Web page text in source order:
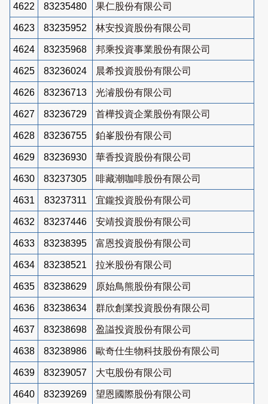
4622 83235480 果仁股份有限公司
4623 83235952 林安投資股份有限公司
4624 83235968 邦乘投資事業股份有限公司
4625 83236024 晨希投資股份有限公司
4626 83236713 光濬股份有限公司
4627 83236729 首樺投資企業股份有限公司
4628 83236755 鉑峯股份有限公司
4629 83236930 華香投資股份有限公司
4630 83237305 啡藏潮咖啡股份有限公司
4631 83237311 宜鑨投資股份有限公司
4632 83237446 安靖投資股份有限公司
4633 83238395 富恩投資股份有限公司
4634 83238521 拉米股份有限公司
4635 83238629 原始鳥熊股份有限公司
4636 83238634 群欣創業投資股份有限公司
4637 83238698 盈謚投資股份有限公司
4638 83238986 歐奇仕生物科技股份有限公司
4639 83239057 大屯股份有限公司
4640 83239269 望恩國際股份有限公司